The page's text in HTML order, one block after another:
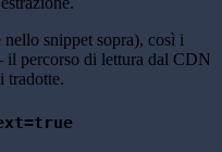
snippet sopra), così i
percorso di lettura dal CDN
tradotte.